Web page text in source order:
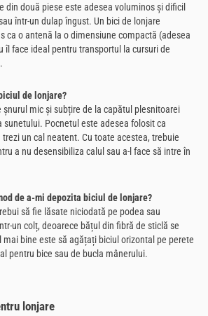
din două piese este adesea voluminos și dificil
într-un dulap îngust. Un bici de lonjare
ca o antenă la o dimensiune compactă (adesea
îl face ideal pentru transportul la cursuri de
de lonjare?
șnurul mic și subțire de la capătul plesnitoarei
sunetului. Pocnetul este adesea folosit ca
un cal neatent. Cu toate acestea, trebuie
a nu desensibiliza calul sau a-l face să intre în
de a-mi depozita biciul de lonjare?
să fie lăsate niciodată pe podea sau
un colț, deoarece bățul din fibră de sticlă se
mai bine este să agățați biciul orizontal pe perete
pentru bice sau de bucla mânerului.
lonjare